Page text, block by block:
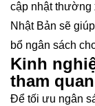
cập nhật thường
Nhật Bản sẽ
bổ ngân sách
Kinh
tham
Để tối ưu ngân